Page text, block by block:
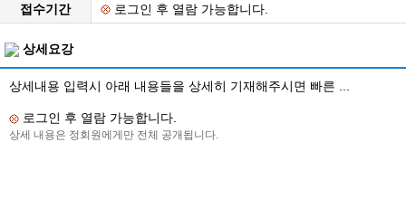
접수기간 로그인 후 열람 가능합니다.
상세요강
상세내용 입력시 아래 내용들을 상세히 기재해주시면 빠른 ...
로그인 후 열람 가능합니다.
상세 내용은 정회원에게만 전체 공개됩니다.